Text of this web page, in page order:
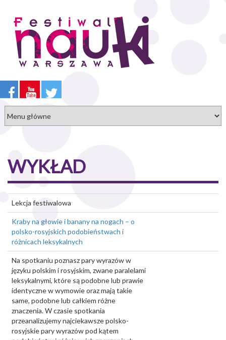
treści
WYKŁAD
Lekcja festiwalowa
Kraby na głowie i banany na nogach – o
polsko-rosyjskich podobieństwach i
różnicach leksykalnych
Na spotkaniu poznasz pary wyrazów w
języku polskim i rosyjskim, zwane paralelami
leksykalnymi, które są podobne lub prawie
identyczne w wymowie oraz mają takie
same, podobne lub całkiem różne
znaczenia. W czasie spotkania
przeanalizujemy najciekawsze polsko-
rosyjskie pary wyrazów pod kątem